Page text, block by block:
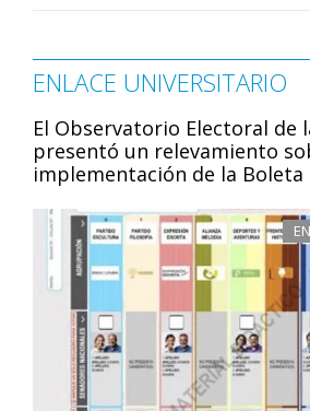
ENLACE UNIVERSITARIO
El Observatorio Electoral de
presentó un relevamiento
implementación de la Boleta